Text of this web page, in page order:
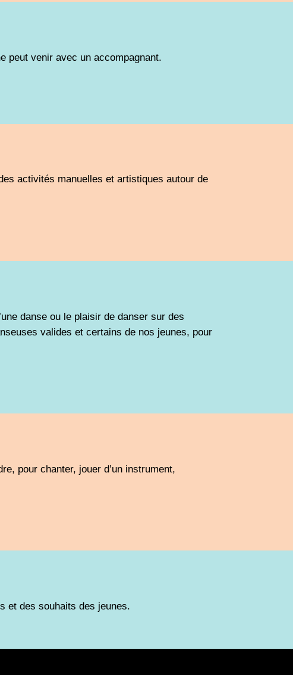
peut venir avec un accompagnant.
activités manuelles et artistiques autour de
danse ou le plaisir de danser sur des
valides et certains de nos jeunes, pour
pour chanter, jouer d’un instrument,
et des souhaits des jeunes.